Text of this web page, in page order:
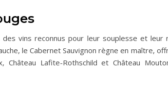
vins reconnus pour leur souplesse et leur
le Cabernet Sauvignon règne en maître,
Lafite-Rothschild et Château